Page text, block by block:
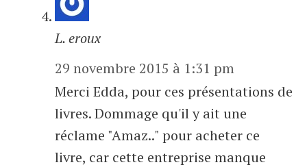
L. eroux
29 novembre 2015 à 1:31 pm
Merci Edda, pour ces présentations de
livres. Dommage qu'il y ait une
réclame "Amaz.." pour acheter ce
livre, car cette entreprise manque